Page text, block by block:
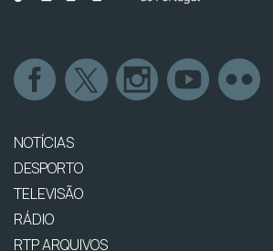
NOTÍCIAS
DESPORTO
TELEVISÃO
RÁDIO
RTP ARQUIVOS